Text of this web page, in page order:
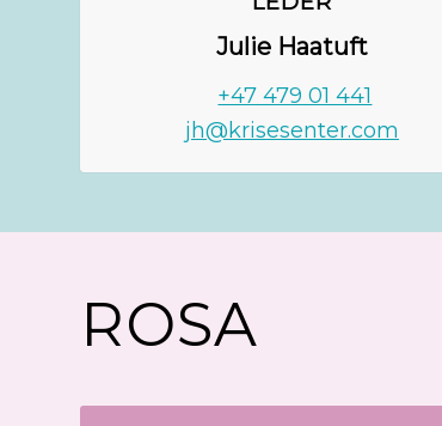
Julie Haatuft
+47 479 01 441
jh@krisesenter.com
ROSA